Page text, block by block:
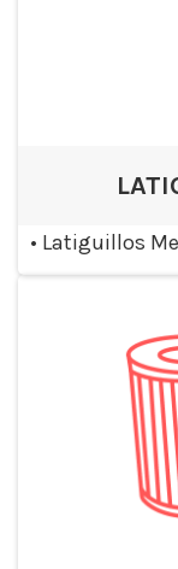
• Latiguillos